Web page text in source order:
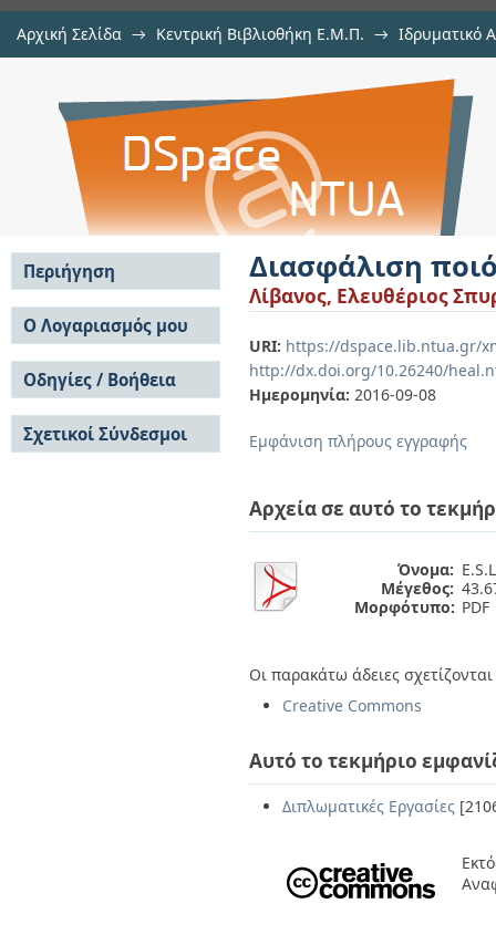
Αρχική Σελίδα → Κεντρική Βιβλιοθήκη Ε.Μ.Π. → Ιδρυματικό
Διασφάλιση ποιότητας
Διασφάλιση
Λίβανος, Ελευθέριος
URI: https://dspace.lib.ntua.gr/
http://dx.doi.org/10.26240/
Ημερομηνία: 2016-09-08
Εμφάνιση πλήρους εγγραφής
Αρχεία σε αυτό το
Όνομα:
Μέγεθος:
Μορφότυπο: PDF
Οι παρακάτω άδειες
Creative Commons
Αυτό το τεκμήριο
Διπλωματικές Εργασίες
Περιήγηση
Σε όλο το DSpace
Κοινότητες & Συλλογές
Ανά Ημερομηνία
Έκδοσης
Συγγραφείς
Τίτλοι
Θέματα
Ο Λογαριασμός μου
Σύνδεση
Εγγραφή
Οδηγίες / Βοήθεια
Οδηγίες Υποβολής
Οδηγίες Χρήσης ΙΑ
Συχνές Ερωτήσεις
Σχετικοί Σύνδεσμοι